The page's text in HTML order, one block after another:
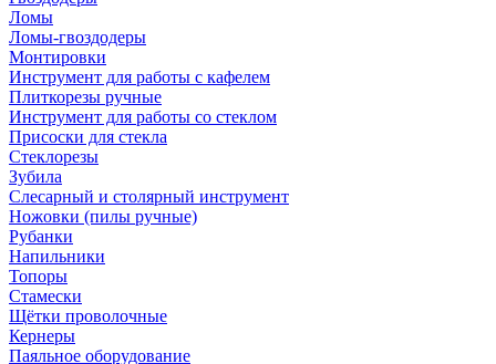
Ломы
Ломы-гвоздодеры
Монтировки
Инструмент для работы с кафелем
Плиткорезы ручные
Инструмент для работы со стеклом
Присоски для стекла
Стеклорезы
Зубила
Слесарный и столярный инструмент
Ножовки (пилы ручные)
Рубанки
Напильники
Топоры
Стамески
Щётки проволочные
Кернеры
Паяльное оборудование